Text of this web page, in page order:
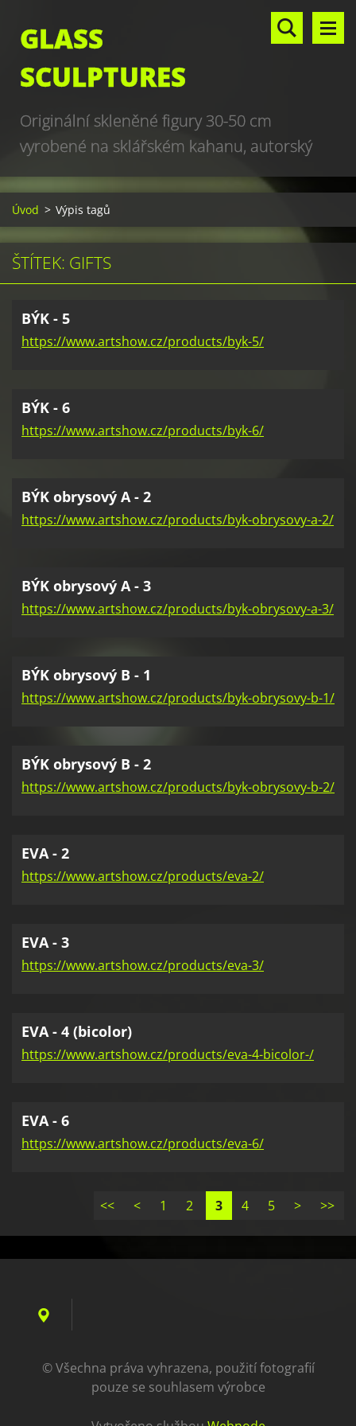
GLASS
SCULPTURES
Originální skleněné figury 30-50 cm
vyrobené na sklářském kahanu, autorský
design, hand made, art glass sculptures,
world unique production
Úvod > Výpis tagů
ŠTÍTEK: GIFTS
BÝK - 5
https://www.artshow.cz/products/byk-5/
BÝK - 6
https://www.artshow.cz/products/byk-6/
BÝK obrysový A - 2
https://www.artshow.cz/products/byk-obrysovy-a-2/
BÝK obrysový A - 3
https://www.artshow.cz/products/byk-obrysovy-a-3/
BÝK obrysový B - 1
https://www.artshow.cz/products/byk-obrysovy-b-1/
BÝK obrysový B - 2
https://www.artshow.cz/products/byk-obrysovy-b-2/
EVA - 2
https://www.artshow.cz/products/eva-2/
EVA - 3
https://www.artshow.cz/products/eva-3/
EVA - 4 (bicolor)
https://www.artshow.cz/products/eva-4-bicolor-/
EVA - 6
https://www.artshow.cz/products/eva-6/
<< < 1 2 3 4 5 > >>
© Všechna práva vyhrazena, použití fotografií
pouze se souhlasem výrobce